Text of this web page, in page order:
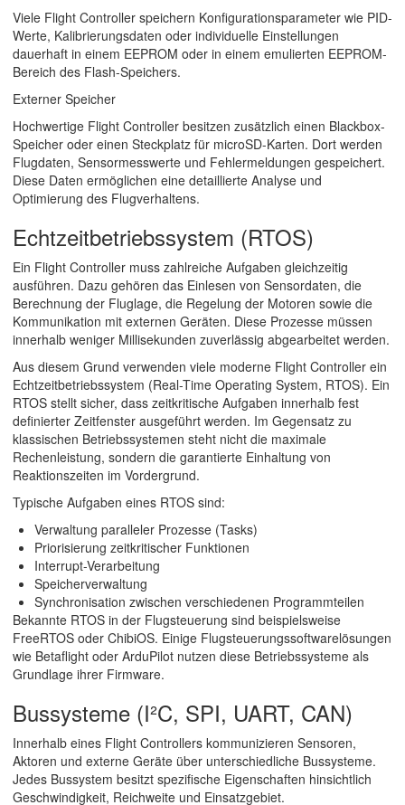
Viele Flight Controller speichern Konfigurationsparameter wie PID-
Werte, Kalibrierungsdaten oder individuelle Einstellungen
dauerhaft in einem EEPROM oder in einem emulierten EEPROM-
Bereich des Flash-Speichers.
Externer Speicher
Hochwertige Flight Controller besitzen zusätzlich einen Blackbox-
Speicher oder einen Steckplatz für microSD-Karten. Dort werden
Flugdaten, Sensormesswerte und Fehlermeldungen gespeichert.
Diese Daten ermöglichen eine detaillierte Analyse und
Optimierung des Flugverhaltens.
Echtzeitbetriebssystem (RTOS)
Ein Flight Controller muss zahlreiche Aufgaben gleichzeitig
ausführen. Dazu gehören das Einlesen von Sensordaten, die
Berechnung der Fluglage, die Regelung der Motoren sowie die
Kommunikation mit externen Geräten. Diese Prozesse müssen
innerhalb weniger Millisekunden zuverlässig abgearbeitet werden.
Aus diesem Grund verwenden viele moderne Flight Controller ein
Echtzeitbetriebssystem (Real-Time Operating System, RTOS). Ein
RTOS stellt sicher, dass zeitkritische Aufgaben innerhalb fest
definierter Zeitfenster ausgeführt werden. Im Gegensatz zu
klassischen Betriebssystemen steht nicht die maximale
Rechenleistung, sondern die garantierte Einhaltung von
Reaktionszeiten im Vordergrund.
Typische Aufgaben eines RTOS sind:
Verwaltung paralleler Prozesse (Tasks)
Priorisierung zeitkritischer Funktionen
Interrupt-Verarbeitung
Speicherverwaltung
Synchronisation zwischen verschiedenen Programmteilen
Bekannte RTOS in der Flugsteuerung sind beispielsweise
FreeRTOS oder ChibiOS. Einige Flugsteuerungssoftwarelösungen
wie Betaflight oder ArduPilot nutzen diese Betriebssysteme als
Grundlage ihrer Firmware.
Bussysteme (I²C, SPI, UART, CAN)
Innerhalb eines Flight Controllers kommunizieren Sensoren,
Aktoren und externe Geräte über unterschiedliche Bussysteme.
Jedes Bussystem besitzt spezifische Eigenschaften hinsichtlich
Geschwindigkeit, Reichweite und Einsatzgebiet.